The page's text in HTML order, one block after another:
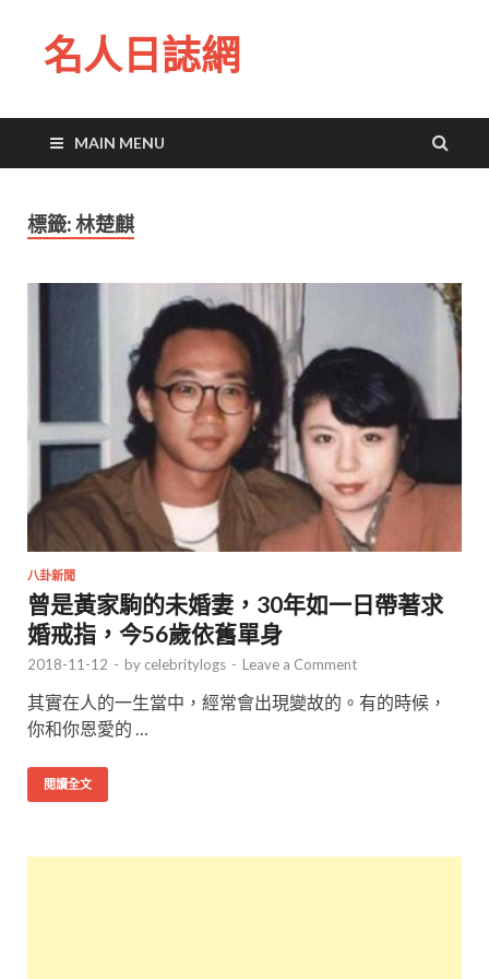
名人日誌網
MAIN MENU
標籤: 林楚麒
八卦新聞
曾是黃家駒的未婚妻，30年如一日帶著求
婚戒指，今56歲依舊單身
2018-11-12 - by celebritylogs - Leave a Comment
其實在人的一生當中，經常會出現變故的。有的時候，
你和你恩愛的 …
閱讀全文